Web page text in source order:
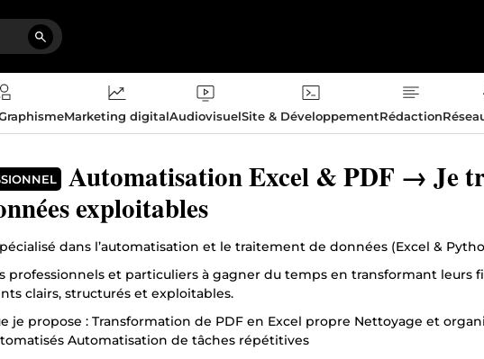
Marketing digitalAudiovisuelSite & DéveloppementRédaction
Automatisation Excel & PDF → Je
exploitables
dans l’automatisation et le traitement de données (Excel &
professionnels et particuliers à gagner du temps en transformant leurs
clairs, structurés et exploitables.
je propose : Transformation de PDF en Excel propre Nettoyage et
Automatisation de tâches répétitives